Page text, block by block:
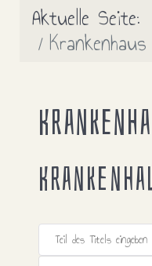
Aktuelle Seite:
Krankenhaus
Teil des Titels